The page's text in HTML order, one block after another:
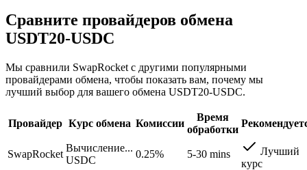
Сравните провайдеров обмена
USDT20-USDC
Мы сравнили SwapRocket с другими популярными
провайдерами обмена, чтобы показать вам, почему мы
лучший выбор для вашего обмена USDT20-USDC.
Провайдер Курс обмена Комиссии
Время
обработки
SwapRocket
Вычисление...
USDC
0.25% 5-30 mins
Лучший
курс